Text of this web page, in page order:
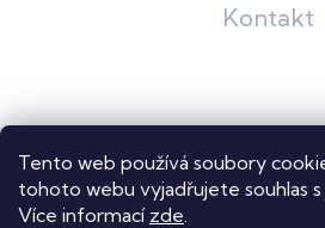
Tento web používá soubory
tohoto webu vyjadřujete souhlas s
Více informací zde.
Kontakt
Shoptet